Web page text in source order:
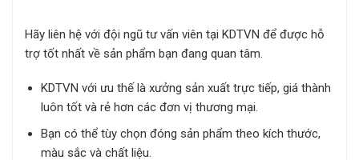
Hãy liên hệ với đội ngũ tư vấn viên tại KDTVN để được hỗ
trợ tốt nhất về sản phẩm bạn đang quan tâm.
KDTVN với ưu thế là xưởng sản xuất trực tiếp, giá thành
luôn tốt và rẻ hơn các đơn vị thương mại.
Bạn có thể tùy chọn đóng sản phẩm theo kích thước,
màu sắc và chất liệu.